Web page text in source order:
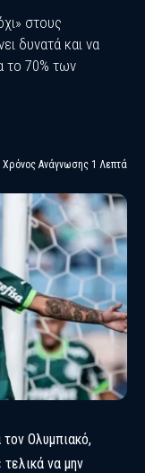
στους
δυνατά και να
το 70% των
Χρόνος Ανάγνωσης 1 Λεπτά
Ολυμπιακό,
να μην